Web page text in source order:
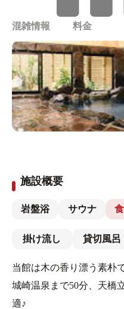
混雑情報 料金
施設概要
岩盤浴 サウナ
掛け流し 貸切風呂
当館は木の香り漂う素朴
城崎温泉まで50分、天橋
適♪